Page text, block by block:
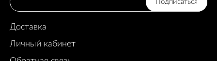
Подписаться
Доставка
Личный кабинет